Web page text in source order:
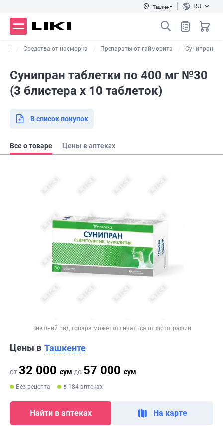
Ташкент RU
Средства от насморка Препараты от гайморита Сунипран
Сунипран таблетки по 400 мг №30
(3 блистера х 10 таблеток)
В список покупок
Все о товаре Цены в аптеках
Внешний вид товара может отличаться от фотографии
Цены в Ташкенте
от32 000 сум до 57 000 сум
Без рецепта в 184 аптеках
Найти в аптеках На карте